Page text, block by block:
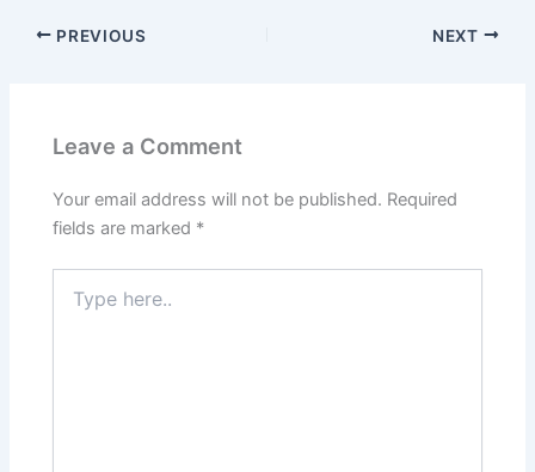
PREVIOUS NEXT
Leave a Comment
Your email address will not be published. Required
fields are marked *
here..